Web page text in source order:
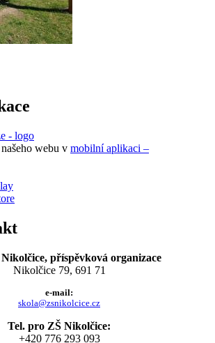
webu v mobilní aplikaci –
příspěvková organizace
Nikolčice 79, 691 71
e-mail:
skola@zsnikolcice.cz
Tel. pro ZŠ Nikolčice:
+420 776 293 093